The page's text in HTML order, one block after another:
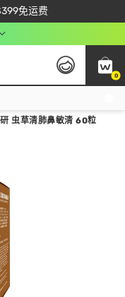
免运费
独家优惠即减$50
0
虫草清肺鼻敏清 60粒